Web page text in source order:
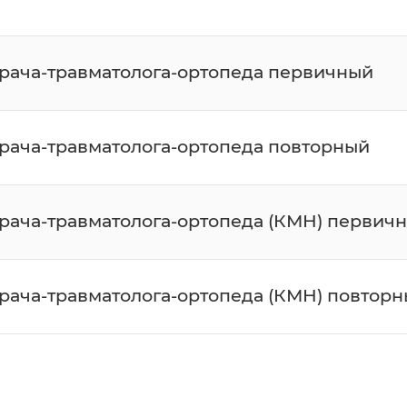
травматолога-ортопеда первичный
травматолога-ортопеда повторный
травматолога-ортопеда (КМН)
травматолога-ортопеда (КМН)